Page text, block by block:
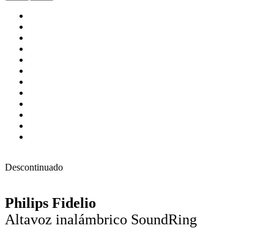
Descontinuado
Philips Fidelio
Altavoz inalámbrico SoundRing